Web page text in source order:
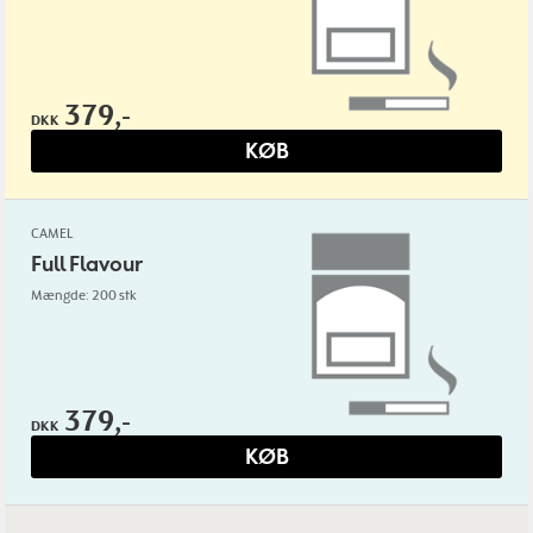
DKK 379,-
KØB
CAMEL
Full Flavour
Mængde: 200 stk
DKK 379,-
KØB